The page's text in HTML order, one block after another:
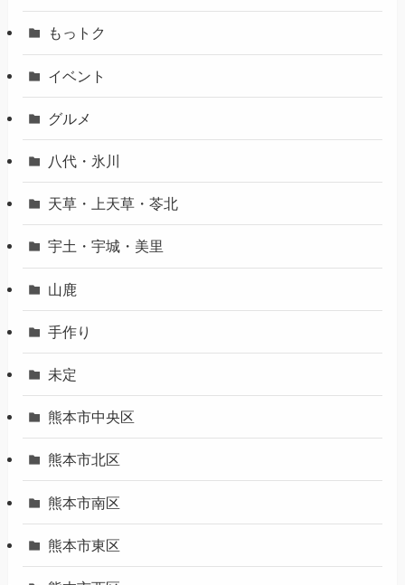
もっトク
イベント
グルメ
八代・氷川
天草・上天草・苓北
宇土・宇城・美里
山鹿
手作り
未定
熊本市中央区
熊本市北区
熊本市南区
熊本市東区